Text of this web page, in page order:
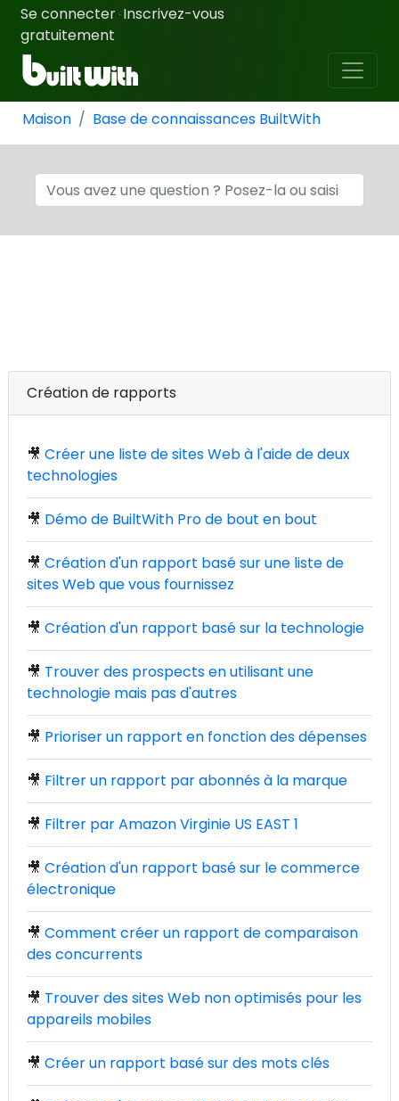
Se connecter · Inscrivez-vous
gratuitement
Maison Base de connaissances BuiltWith
Création de rapports
🎥 Créer une liste de sites Web à l'aide de deux
technologies
🎥 Démo de BuiltWith Pro de bout en bout
🎥 Création d'un rapport basé sur une liste de
sites Web que vous fournissez
🎥 Création d'un rapport basé sur la technologie
🎥 Trouver des prospects en utilisant une
technologie mais pas d'autres
🎥 Prioriser un rapport en fonction des dépenses
🎥 Filtrer un rapport par abonnés à la marque
🎥 Filtrer par Amazon Virginie US EAST 1
🎥 Création d'un rapport basé sur le commerce
électronique
🎥 Comment créer un rapport de comparaison
des concurrents
🎥 Trouver des sites Web non optimisés pour les
appareils mobiles
🎥 Créer un rapport basé sur des mots clés